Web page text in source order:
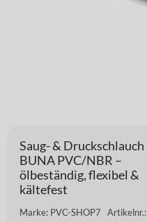
Saug- & Druckschlauch
BUNA PVC/NBR –
ölbeständig, flexibel &
kältefest
Marke: PVC-SHOP7 Artikelnr.: